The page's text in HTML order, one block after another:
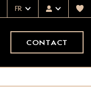
FR
CONTACT